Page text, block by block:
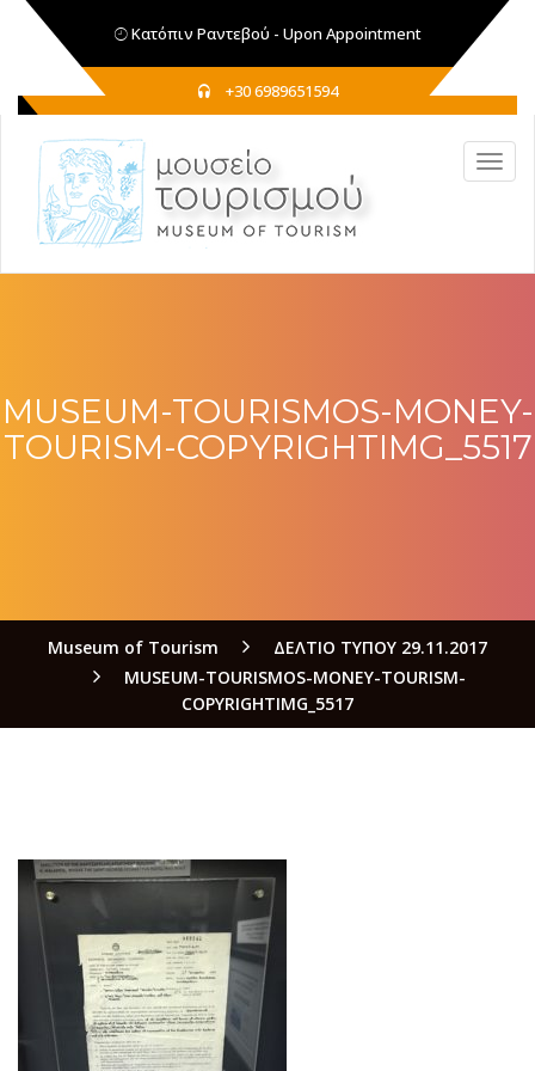
Κατόπιν Ραντεβού - Upon Appointment
+30 6989651594
MUSEUM-TOURISMOS-MONEY-
TOURISM-COPYRIGHTIMG_5517
Museum of Tourism
ΔΕΛΤΙΟ ΤΥΠΟΥ 29.11.2017
MUSEUM-TOURISMOS-MONEY-TOURISM-
COPYRIGHTIMG_5517